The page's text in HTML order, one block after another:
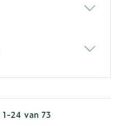
1-24 van 73